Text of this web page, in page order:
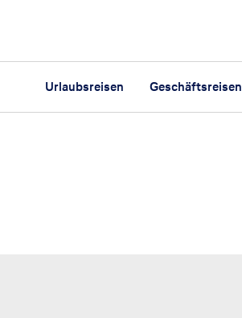
Urlaubsreisen Geschäftsreisen